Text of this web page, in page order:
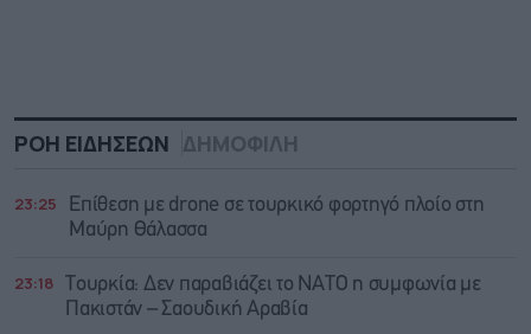
ΡΟΗ ΕΙΔΗΣΕΩΝ ΔΗΜΟΦΙΛΗ
23:25
Επίθεση με drone σε τουρκικό φορτηγό πλοίο στη
Μαύρη Θάλασσα
23:18
Τουρκία: Δεν παραβιάζει το ΝΑΤΟ η συμφωνία με
Πακιστάν – Σαουδική Αραβία